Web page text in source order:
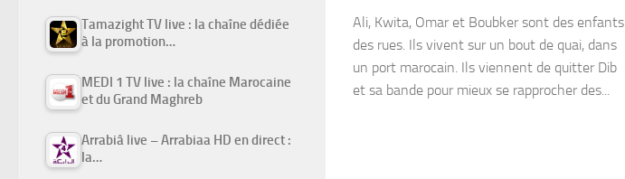
Ali, Kwita, Omar et Boubker sont des enfants
des rues. Ils vivent sur un bout de quai, dans
un port marocain. Ils viennent de quitter Dib
et sa bande pour mieux se rapprocher des...
Tamazight TV live : la chaîne dédiée
à la promotion…
MEDI 1 TV live : la chaîne Marocaine
et du Grand Maghreb
Arrabiâ live – Arrabiaa HD en direct :
la…